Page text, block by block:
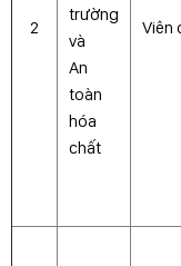
2
trường
và
An
toàn
hóa
chất
Viên